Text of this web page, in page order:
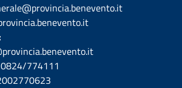
774111